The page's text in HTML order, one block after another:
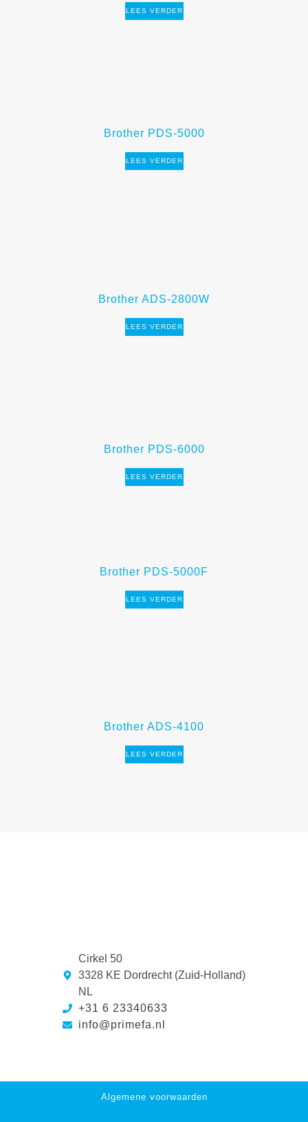
LEES VERDER
Brother PDS-5000
LEES VERDER
Brother ADS-2800W
LEES VERDER
Brother PDS-6000
LEES VERDER
Brother PDS-5000F
LEES VERDER
Brother ADS-4100
LEES VERDER
Cirkel 50
3328 KE Dordrecht (Zuid-Holland)
NL
+31 6 23340633
info@primefa.nl
Algemene voorwaarden